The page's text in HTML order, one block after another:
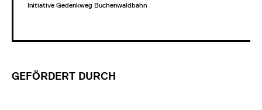
Initiative Gedenkweg Buchenwaldbahn
GEFÖRDERT DURCH